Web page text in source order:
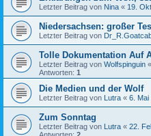
Letzter Beitrag von Nina « 19.
Niedersachsen: großer
Letzter Beitrag von
Tolle Dokumentation Auf
Letzter Beitrag von Wolfspinguin «
Antworten: 1
Die Medien und der Wolf
Letzter Beitrag von Lutra « 6. Mai
Zum Sonntag
Letzter Beitrag von Lutra « 22.